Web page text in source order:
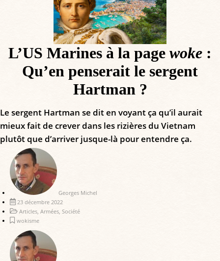
L’US Marines à la page woke :
Qu’en penserait le sergent
Hartman ?
Le sergent Hartman se dit en voyant ça qu’il aurait
mieux fait de crever dans les rizières du Vietnam
plutôt que d’arriver jusque-là pour entendre ça.
Georges Michel
23 décembre 2022
Articles, Armées, Société
wokisme